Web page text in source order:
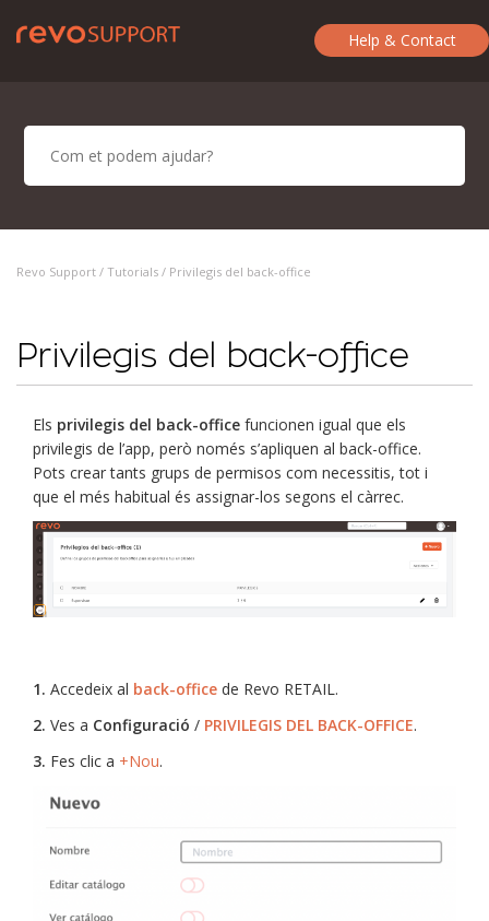
Help & Contact
Revo Support / Tutorials / Privilegis del back-office
Privilegis del back-office
Els privilegis del back-office funcionen igual que els
privilegis de l’app, però només s’apliquen al back-office.
Pots crear tants grups de permisos com necessitis, tot i
que el més habitual és assignar-los segons el càrrec.
1. Accedeix al back-office de Revo RETAIL.
2. Ves a Configuració / PRIVILEGIS DEL BACK-OFFICE.
3. Fes clic a +Nou.